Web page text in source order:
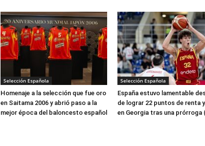
Selección Española
Homenaje a la selección que fue oro
en Saitama 2006 y abrió paso a la
mejor época del baloncesto español
Selección Española
España estuvo lamentable
de lograr 22 puntos de renta
en Georgia tras una prórroga